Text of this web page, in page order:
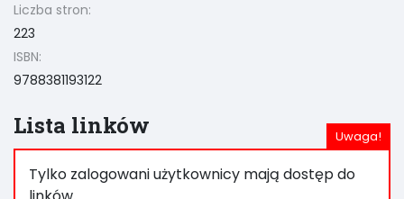
Liczba stron:
223
ISBN:
9788381193122
Lista linków
Tylko zalogowani użytkownicy mają dostęp do